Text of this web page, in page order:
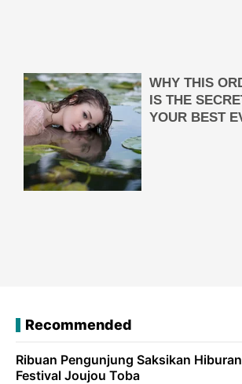
Recommended
Ribuan Pengunjung Saksikan Hiburan
Festival Joujou Toba